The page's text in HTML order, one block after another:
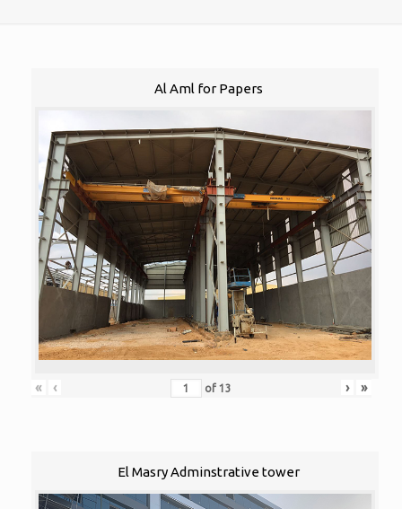
Al Aml for Papers
« ‹ of 13 › »
El Masry Adminstrative tower